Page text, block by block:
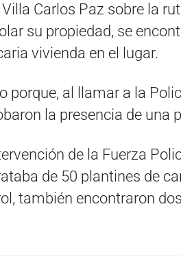
Carlos Paz sobre la
su propiedad, se
vivienda en el lugar.
porque, al llamar a la
la presencia de una
de la Fuerza
de 50 plantines de
también encontraron